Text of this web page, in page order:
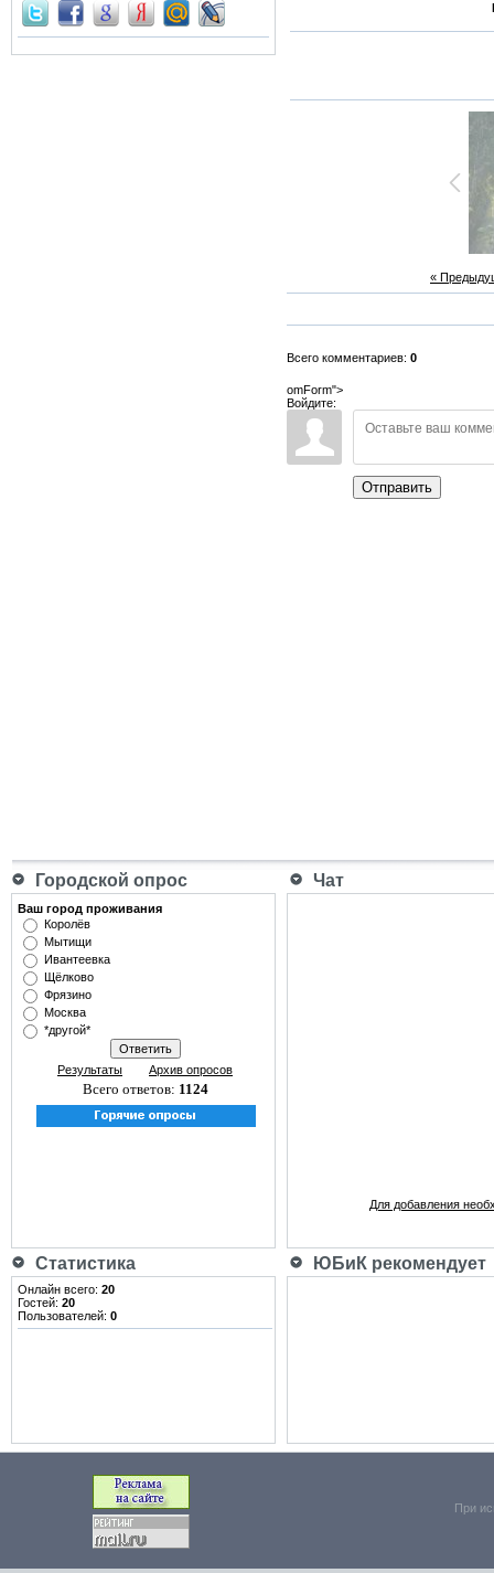
«
Всего комментариев: 0
omForm">
Войдите:
Отправить
Городской опрос Чат
Ваш город проживания
Королёв
Мытищи
Ивантеевка
Щёлково
Фрязино
Москва
*другой*
Результаты Архив опросов
Всего ответов: 1124
Для добавления
Статистика ЮБиК рекомендует
Онлайн всего: 20
Гостей: 20
Пользователей: 0
При